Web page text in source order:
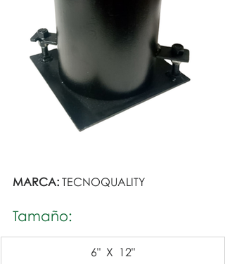
MARCA: TECNOQUALITY
Tamaño:
6"  X  12"